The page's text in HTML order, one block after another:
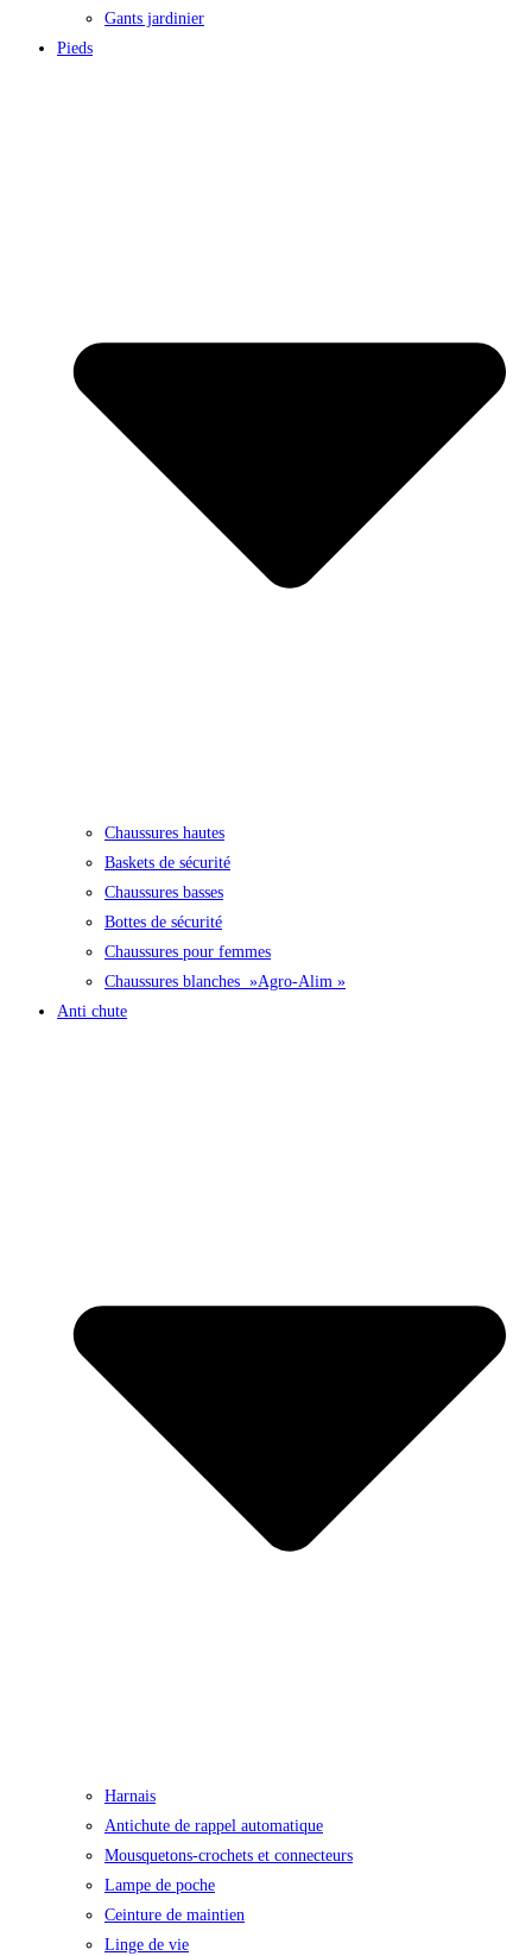
Gants jardinier
Pieds
Chaussures hautes
Baskets de sécurité
Chaussures basses
Bottes de sécurité
Chaussures pour femmes
Chaussures blanches »Agro-Alim »
Anti chute
Harnais
Antichute de rappel automatique
Mousquetons-crochets et connecteurs
Lampe de poche
Ceinture de maintien
Linge de vie